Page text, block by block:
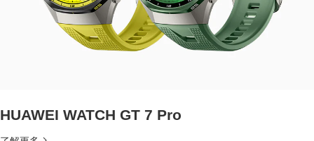
HUAWEI WATCH GT 7 Pro